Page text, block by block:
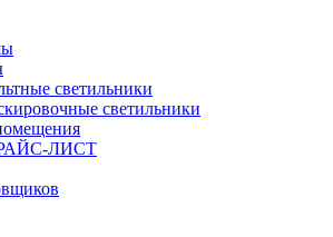
светильники
светильники
ЛИСТ